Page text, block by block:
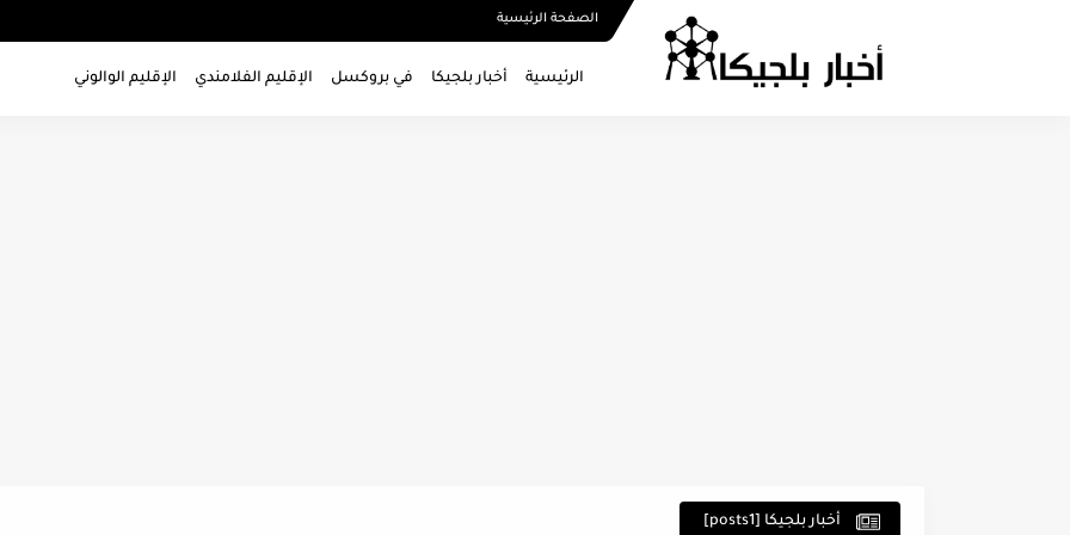
الصفحة الرئيسية
الرئيسية أخبار بلجيكا في بروكسل الإقليم الفلامندي الإقليم الوالوني
أخبار بلجيكا [posts1]